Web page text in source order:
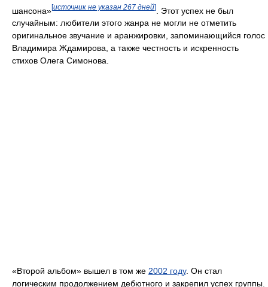
шансона»[источник не указан 267 дней]
. Этот успех не был
случайным: любители этого жанра не могли не отметить
оригинальное звучание и аранжировки, запоминающийся голос
Владимира Ждамирова, а также честность и искренность
стихов Олега Симонова.
«Второй альбом» вышел в том же 2002 году. Он стал
логическим продолжением дебютного и закрепил успех группы.